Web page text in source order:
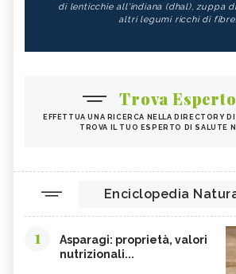
di lenticchie all'indiana (dhal), zuppa
altri legumi ricchi di fibre.
Trova Esperto
EFFETTUA UNA RICERCA NELLA DIRECTORY
TROVA IL TUO ESPERTO DI SALUTE
Enciclopedia
1
Asparagi: proprietà, valori
nutrizionali...